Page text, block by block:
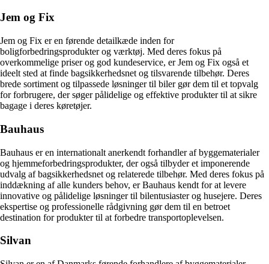
Jem og Fix
Jem og Fix er en førende detailkæde inden for
boligforbedringsprodukter og værktøj. Med deres fokus på
overkommelige priser og god kundeservice, er Jem og Fix også et
ideelt sted at finde bagsikkerhedsnet og tilsvarende tilbehør. Deres
brede sortiment og tilpassede løsninger til biler gør dem til et topvalg
for forbrugere, der søger pålidelige og effektive produkter til at sikre
bagage i deres køretøjer.
Bauhaus
Bauhaus er en internationalt anerkendt forhandler af byggematerialer
og hjemmeforbedringsprodukter, der også tilbyder et imponerende
udvalg af bagsikkerhedsnet og relaterede tilbehør. Med deres fokus på
inddækning af alle kunders behov, er Bauhaus kendt for at levere
innovative og pålidelige løsninger til bilentusiaster og husejere. Deres
ekspertise og professionelle rådgivning gør dem til en betroet
destination for produkter til at forbedre transportoplevelsen.
Silvan